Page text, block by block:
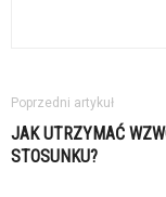
Poprzedni artykuł
JAK UTRZYMAĆ
STOSUNKU?